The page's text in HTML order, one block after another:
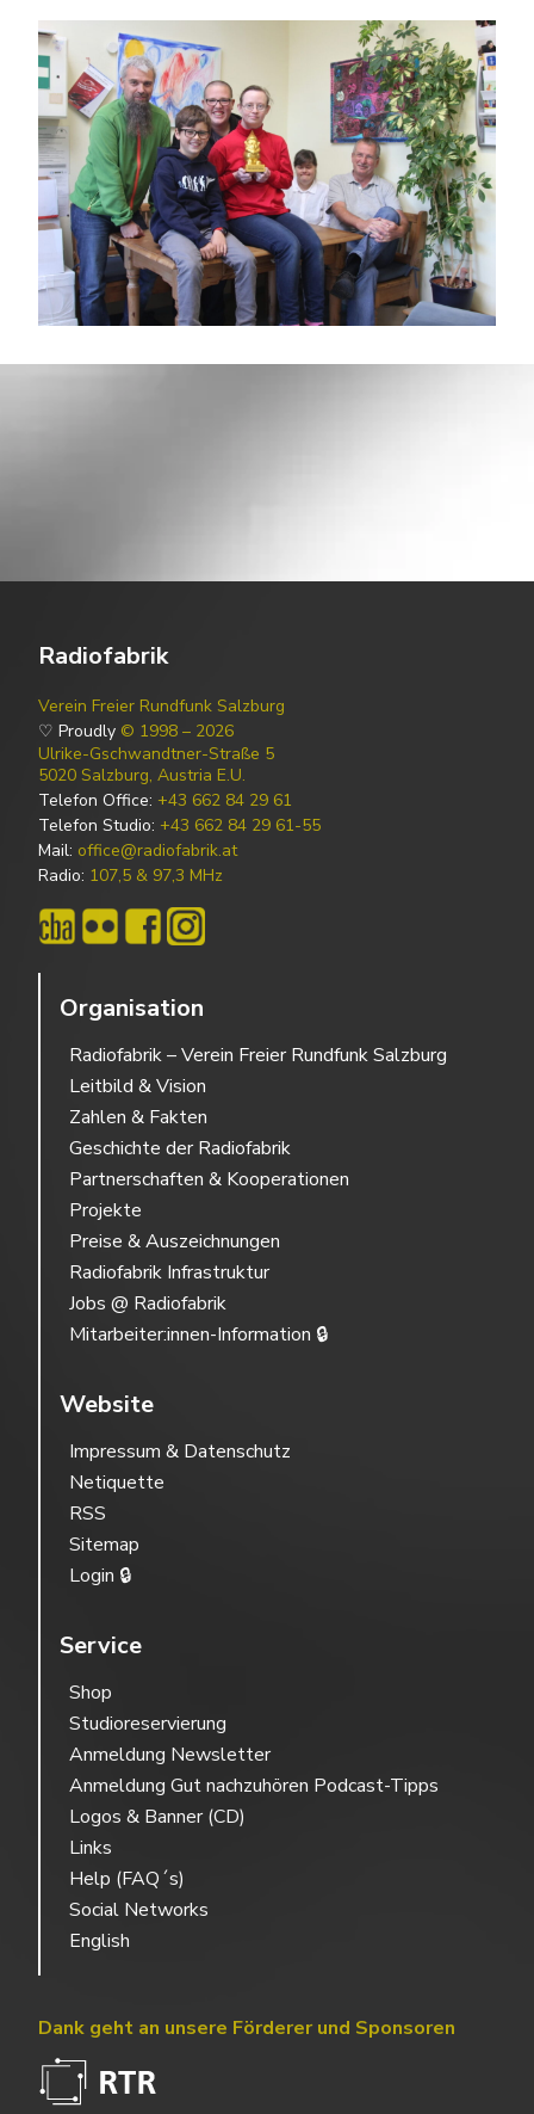
Radiofabrik
Verein Freier Rundfunk Salzburg
♡ Proudly © 1998 – 2026
Ulrike-Gschwandtner-Straße 5
5020 Salzburg, Austria E.U.
Telefon Office: +43 662 84 29 61
Telefon Studio: +43 662 84 29 61-55
Mail: office@radiofabrik.at
Radio: 107,5 & 97,3 MHz
Organisation
Radiofabrik – Verein Freier Rundfunk Salzburg
Leitbild & Vision
Zahlen & Fakten
Geschichte der Radiofabrik
Partnerschaften & Kooperationen
Projekte
Preise & Auszeichnungen
Radiofabrik Infrastruktur
Jobs @ Radiofabrik
Mitarbeiter:innen-Information 🔒
Website
Impressum & Datenschutz
Netiquette
RSS
Sitemap
Login 🔒
Service
Shop
Studioreservierung
Anmeldung Newsletter
Anmeldung Gut nachzuhören Podcast-Tipps
Logos & Banner (CD)
Links
Help (FAQ´s)
Social Networks
English
Dank geht an unsere Förderer und Sponsoren